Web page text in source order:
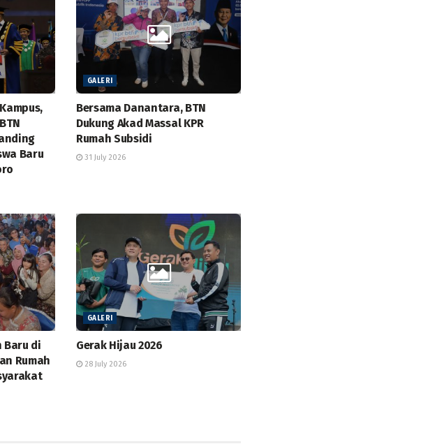
Baru
GALERI
Bersama Danantara, BTN
Dukung Akad Massal KPR
Rumah Subsidi
31 July 2026
Baru di
Rumah
GALERI
Gerak Hijau 2026
28 July 2026